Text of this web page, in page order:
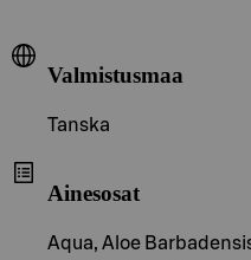
Valmistusmaa
Tanska
Ainesosat
Aqua, Aloe